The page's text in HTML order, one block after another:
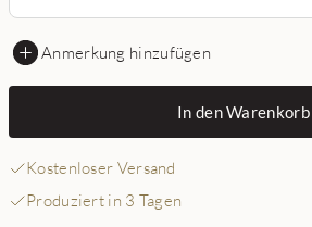
Anmerkung hinzufügen
In den Warenkorb
Kostenloser Versand
Produziert in 3 Tagen